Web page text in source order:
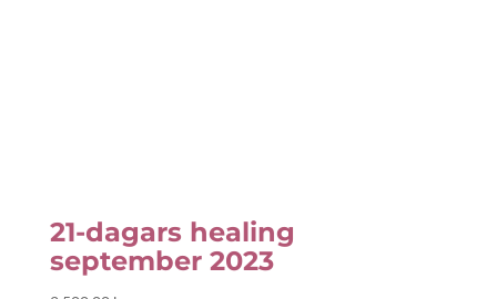
21-dagars healing
september 2023